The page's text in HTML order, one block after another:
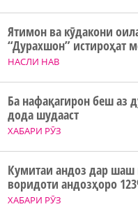
НАСЛИ НАВ
Ятимон ва кӯдакони
“Дурахшон” истироҳат
ХАБАРИ РӮЗ
Ба нафақагирон беш аз
дода шудааст
ХАБАРИ РӮЗ
Кумитаи андоз дар
воридоти андозҳоро